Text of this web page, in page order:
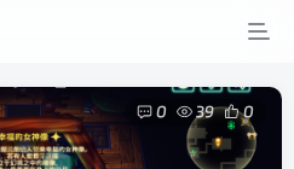
0 39 0